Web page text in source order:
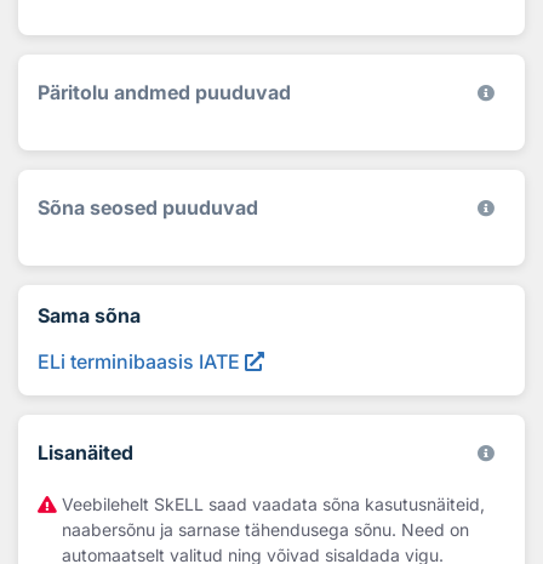
Päritolu andmed puuduvad
Sõna seosed puuduvad
Sama sõna
ELi terminibaasis IATE
Lisanäited
Veebilehelt SkELL saad vaadata sõna kasutusnäiteid,
naabersõnu ja sarnase tähendusega sõnu. Need on
automaatselt valitud ning võivad sisaldada vigu.